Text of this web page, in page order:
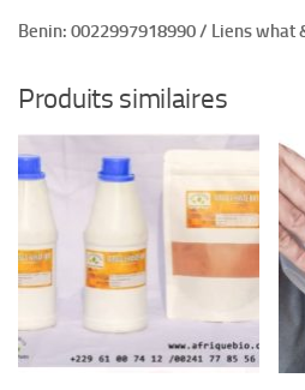
Benin: 0022997918990 / Liens what
Produits similaires